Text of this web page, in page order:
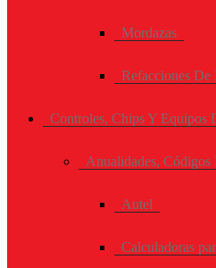
Mordazas
Refacciones De
Controles, Chips Y Equipos
Anualidades,
Autel
Calculadoras